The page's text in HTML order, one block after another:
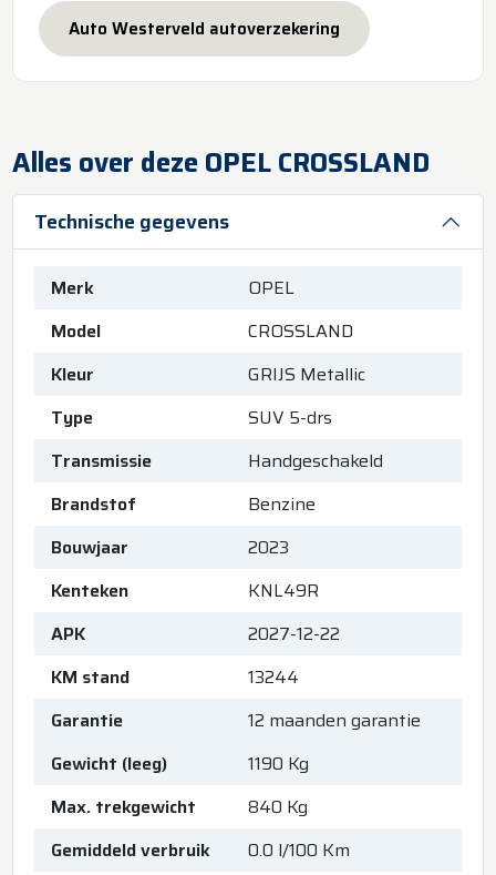
Auto Westerveld autoverzekering
Alles over deze OPEL CROSSLAND
Technische gegevens
Merk
OPEL
Model
CROSSLAND
Kleur
GRIJS Metallic
Type
SUV 5-drs
Transmissie
Handgeschakeld
Brandstof
Benzine
Bouwjaar
2023
Kenteken
KNL49R
APK
2027-12-22
KM stand
13244
Garantie
12 maanden garantie
Gewicht (leeg)
1190 Kg
Max. trekgewicht
840 Kg
Gemiddeld verbruik
0.0 l/100 Km